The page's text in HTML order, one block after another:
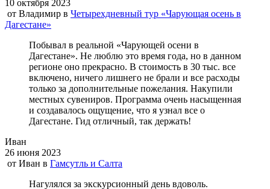
10 октября 2023
от Владимир в Четырехдневный тур «Чарующая осень в
Дагестане»
Побывал в реальной «Чарующей осени в
Дагестане». Не люблю это время года, но в данном
регионе оно прекрасно. В стоимость в 30 тыс. все
включено, ничего лишнего не брали и все расходы
только за дополнительные пожелания. Накупили
местных сувениров. Программа очень насыщенная
и создавалось ощущение, что я узнал все о
Дагестане. Гид отличный, так держать!
Иван
26 июня 2023
от Иван в Гамсутль и Салта
Нагулялся за экскурсионный день вдоволь.